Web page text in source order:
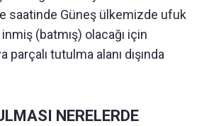
saatinde Güneş ülkemizde ufuk
(batmış) olacağı için
parçalı tutulma alanı dışında
NERELERDE